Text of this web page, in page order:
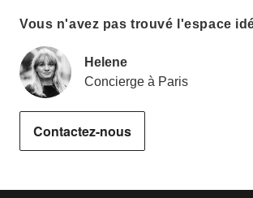
Vous n'avez pas trouvé l'espace
Helene
Concierge à Paris
Contactez-nous